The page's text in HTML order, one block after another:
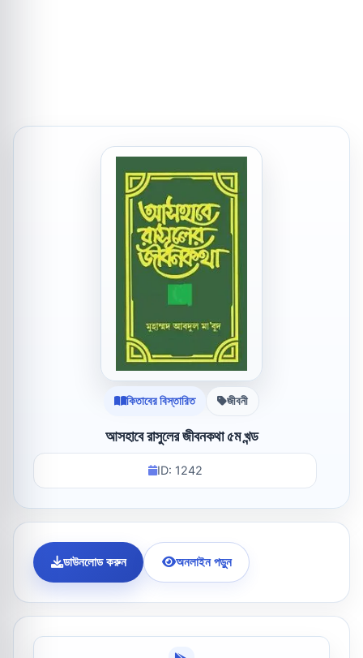
কিতাবের বিস্তারিত জীবনী
আসহাবে রাসুলের জীবনকথা ৫ম খন্ড
ID: 1242
ডাউনলোড করুন অনলাইন পড়ুন